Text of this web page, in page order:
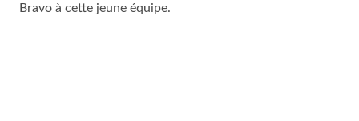
Bravo à cette jeune équipe.